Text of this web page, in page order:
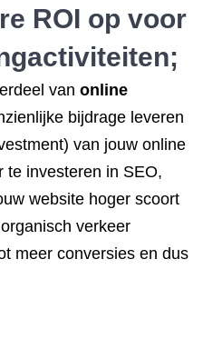
ROI op voor
van online
bijdrage leveren
van jouw online
te investeren in SEO,
website hoger scoort
verkeer
meer conversies en dus